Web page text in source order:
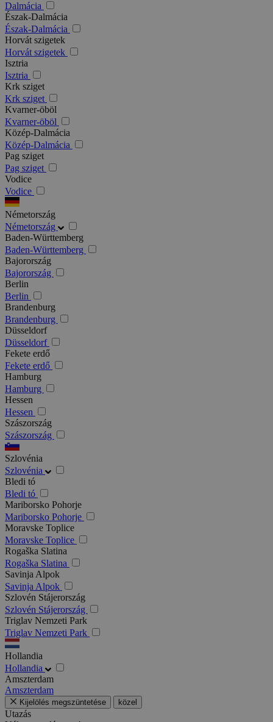
Dalmácia
Észak-Dalmácia
Észak-Dalmácia
Horvát szigetek
Horvát szigetek
Isztria
Isztria
Krk sziget
Krk sziget
Kvarner-öböl
Kvarner-öböl
Közép-Dalmácia
Közép-Dalmácia
Pag sziget
Pag sziget
Vodice
Vodice
Németország
Németország
Baden-Württemberg
Baden-Württemberg
Bajorország
Bajorország
Berlin
Berlin
Brandenburg
Brandenburg
Düsseldorf
Düsseldorf
Fekete erdő
Fekete erdő
Hamburg
Hamburg
Hessen
Hessen
Szászország
Szászország
Szlovénia
Szlovénia
Bledi tó
Bledi tó
Mariborsko Pohorje
Mariborsko Pohorje
Moravske Toplice
Moravske Toplice
Rogaška Slatina
Rogaška Slatina
Savinja Alpok
Savinja Alpok
Szlovén Stájerország
Szlovén Stájerország
Triglav Nemzeti Park
Triglav Nemzeti Park
Hollandia
Hollandia
Amszterdam
Amszterdam
Kijelölés megszüntetése közel
Utazás